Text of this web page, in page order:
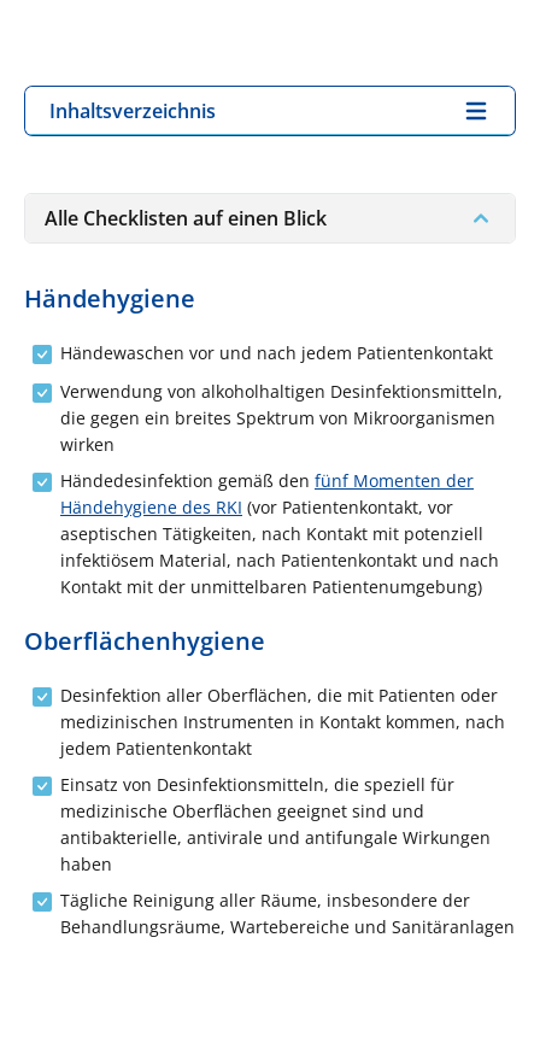
Inhaltsverzeichnis
Alle Checklisten auf einen Blick
Händehygiene
Händewaschen vor und nach jedem Patientenkontakt
Verwendung von alkoholhaltigen Desinfektionsmitteln,
die gegen ein breites Spektrum von Mikroorganismen
wirken
Händedesinfektion gemäß den fünf Momenten der
Händehygiene des RKI (vor Patientenkontakt, vor
aseptischen Tätigkeiten, nach Kontakt mit potenziell
infektiösem Material, nach Patientenkontakt und nach
Kontakt mit der unmittelbaren Patientenumgebung)
Oberflächenhygiene
Desinfektion aller Oberflächen, die mit Patienten oder
medizinischen Instrumenten in Kontakt kommen, nach
jedem Patientenkontakt
Einsatz von Desinfektionsmitteln, die speziell für
medizinische Oberflächen geeignet sind und
antibakterielle, antivirale und antifungale Wirkungen
haben
Tägliche Reinigung aller Räume, insbesondere der
Behandlungsräume, Wartebereiche und Sanitäranlagen